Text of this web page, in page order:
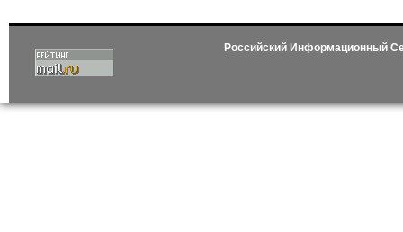
Российский Информационный